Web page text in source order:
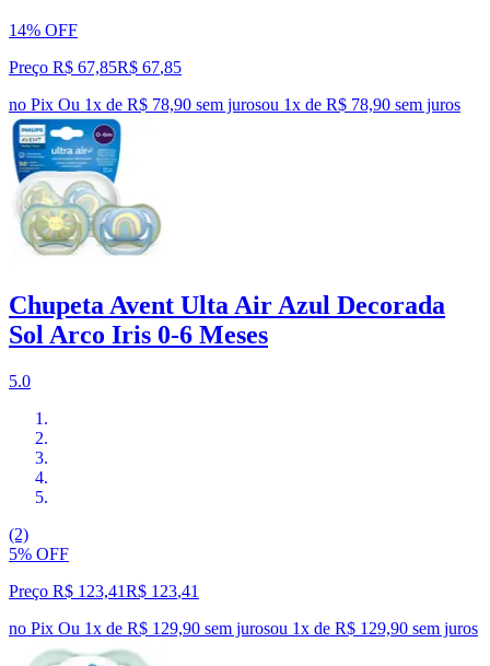
14% OFF
Preço R$ 67,85R$ 67,85
no Pix Ou 1x de R$ 78,90 sem jurosou 1x de R$ 78,90 sem juros
Chupeta Avent Ulta Air Azul Decorada
Sol Arco Iris 0-6 Meses
5.0
(2)
5% OFF
Preço R$ 123,41R$ 123,41
no Pix Ou 1x de R$ 129,90 sem jurosou 1x de R$ 129,90 sem juros